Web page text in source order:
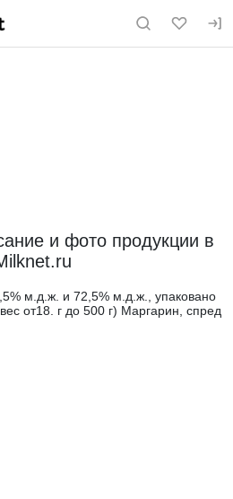
по сайту milknet.ru
и фото продукции в
м.д.ж. и 72,5% м.д.ж., упаковано
от18. г до 500 г) Маргарин, спред